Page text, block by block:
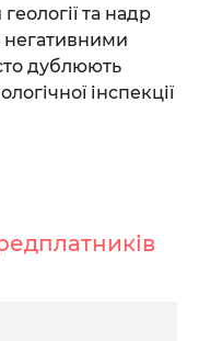
та надр
негативними
дублюють
інспекції